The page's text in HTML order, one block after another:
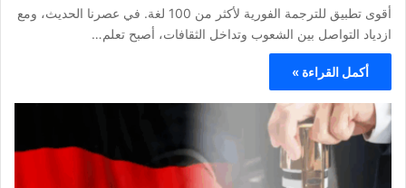
أقوى تطبيق للترجمة الفورية لأكثر من 100 لغة. في عصرنا الحديث، ومع
ازدياد التواصل بين الشعوب وتداخل الثقافات، أصبح تعلم…
أكمل القراءة »